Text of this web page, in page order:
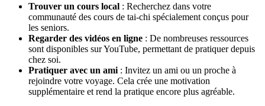
Trouver un cours local : Recherchez dans votre
communauté des cours de tai-chi spécialement conçus pour
les seniors.
Regarder des vidéos en ligne : De nombreuses ressources
sont disponibles sur YouTube, permettant de pratiquer depuis
chez soi.
Pratiquer avec un ami : Invitez un ami ou un proche à
rejoindre votre voyage. Cela crée une motivation
supplémentaire et rend la pratique encore plus agréable.